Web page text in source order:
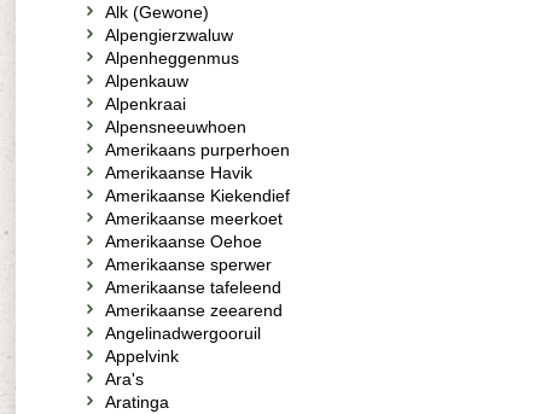
Alk (Gewone)
Alpengierzwaluw
Alpenheggenmus
Alpenkauw
Alpenkraai
Alpensneeuwhoen
Amerikaans purperhoen
Amerikaanse Havik
Amerikaanse Kiekendief
Amerikaanse meerkoet
Amerikaanse Oehoe
Amerikaanse sperwer
Amerikaanse tafeleend
Amerikaanse zeearend
Angelinadwergooruil
Appelvink
Ara's
Aratinga